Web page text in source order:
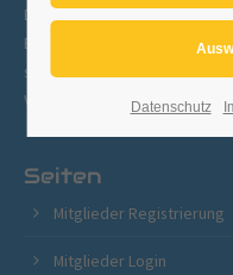
Die Narrenzunft Nibelgau ist
Brauchtums. Die wichtigsten
sind unsere Straßen- und
Veranstaltungen für alle
Seiten
Mitglieder Registrierung
Mitglieder Login
Datenschutz